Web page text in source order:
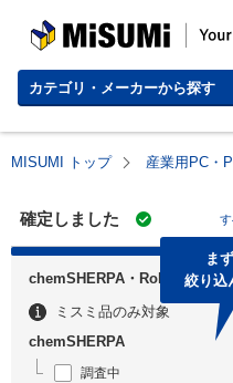
MISUMI | Your Time, Our Priority
カテゴリ・メーカーから探す
MISUMI トップ 産業用PC・
確定しました
ま
絞り込
chemSHERPA・RoHS
ミスミ品のみ対象
chemSHERPA
調査中